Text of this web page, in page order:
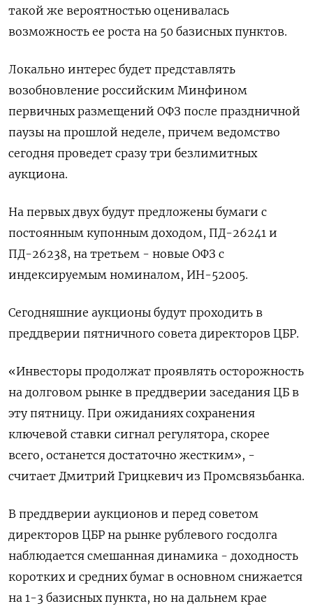
такой же вероятностью оценивалась
возможность ее роста на 50 базисных пунктов.
Локально интерес будет представлять
возобновление российским Минфином
первичных размещений ОФЗ после праздничной
паузы на прошлой неделе, причем ведомство
сегодня проведет сразу три безлимитных
аукциона.
На первых двух будут предложены бумаги с
постоянным купонным доходом, ПД-26241 и
ПД-26238, на третьем - новые ОФЗ с
индексируемым номиналом, ИН-52005.
Сегодняшние аукционы будут проходить в
преддверии пятничного совета директоров ЦБР.
«Инвесторы продолжат проявлять осторожность
на долговом рынке в преддверии заседания ЦБ в
эту пятницу. При ожиданиях сохранения
ключевой ставки сигнал регулятора, скорее
всего, останется достаточно жестким», -
считает Дмитрий Грицкевич из Промсвязьбанка.
В преддверии аукционов и перед советом
директоров ЦБР на рынке рублевого госдолга
наблюдается смешанная динамика - доходность
коротких и средних бумаг в основном снижается
на 1-3 базисных пункта, но на дальнем крае